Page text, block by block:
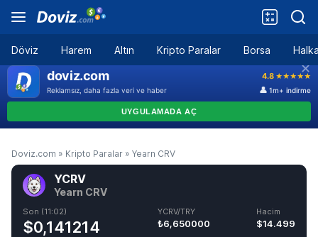
Döviz Harem Altın Kripto Paralar Borsa
Doviz.com » Kripto Paralar » Yearn CRV
YCRV
Yearn CRV
Son (11:02)
$0,141214
YCRV/TRY
₺6,650000
Hacim
$14.499